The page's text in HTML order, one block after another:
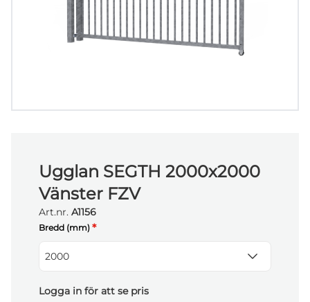
Ugglan SEGTH 2000x2000
Vänster FZV
Art.nr. A1156
Bredd (mm) *
2000
Logga in för att se pris